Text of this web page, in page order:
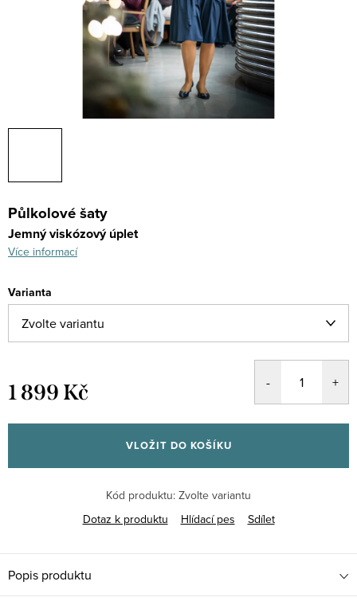
Půlkolové šaty
Jemný viskózový úplet
Více informací
Varianta
1 899 Kč
cena:
VLOŽIT DO KOŠÍKU
Kód produktu: Zvolte variantu
Dotaz k produktu
Hlídací pes Sdílet
Popis produktu